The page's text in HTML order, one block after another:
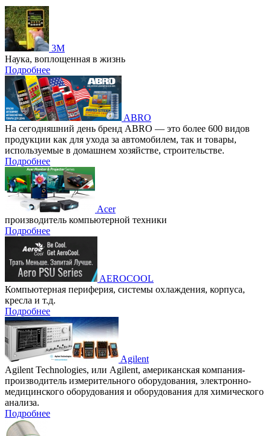
3M
Наука, воплощенная в жизнь
Подробнее
ABRO
На сегодняшний день бренд ABRO — это более 600 видов
продукции как для ухода за автомобилем, так и товары,
используемые в домашнем хозяйстве, строительстве.
Подробнее
Acer
производитель компьютерной техники
Подробнее
AEROCOOL
Компьютерная периферия, системы охлаждения, корпуса,
кресла и т.д.
Подробнее
Agilent
Agilent Technologies, или Agilent, американская компания-
производитель измерительного оборудования, электронно-
медицинского оборудования и оборудования для химического
анализа.
Подробнее